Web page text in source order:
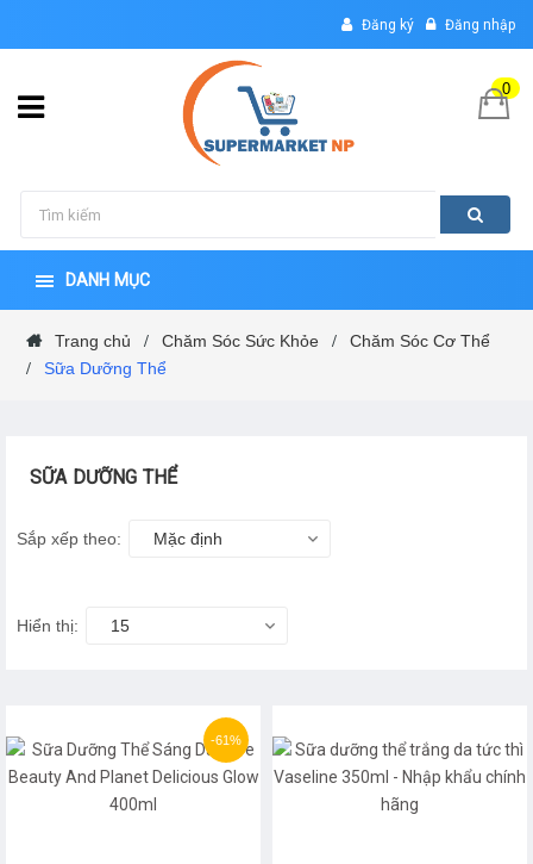
Đăng ký Đăng nhập
0
DANH MỤC
Trang chủ / Chăm Sóc Sức Khỏe / Chăm Sóc Cơ Thể
/ Sữa Dưỡng Thể
SỮA DƯỠNG THỂ
Sắp xếp theo: Mặc định
Hiển thị: 15
-61%